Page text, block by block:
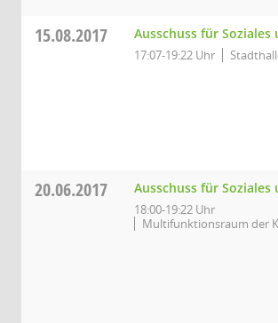
15.08.2017 Ausschuss für Soziales
17:07-19:22 Uhr
20.06.2017 Ausschuss für Soziales
18:00-19:22 Uhr
Multifunktionsraum der